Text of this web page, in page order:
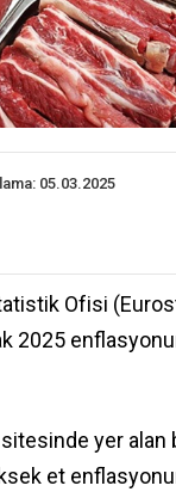
05.03.2025
Ofisi
2025
yer alan
et